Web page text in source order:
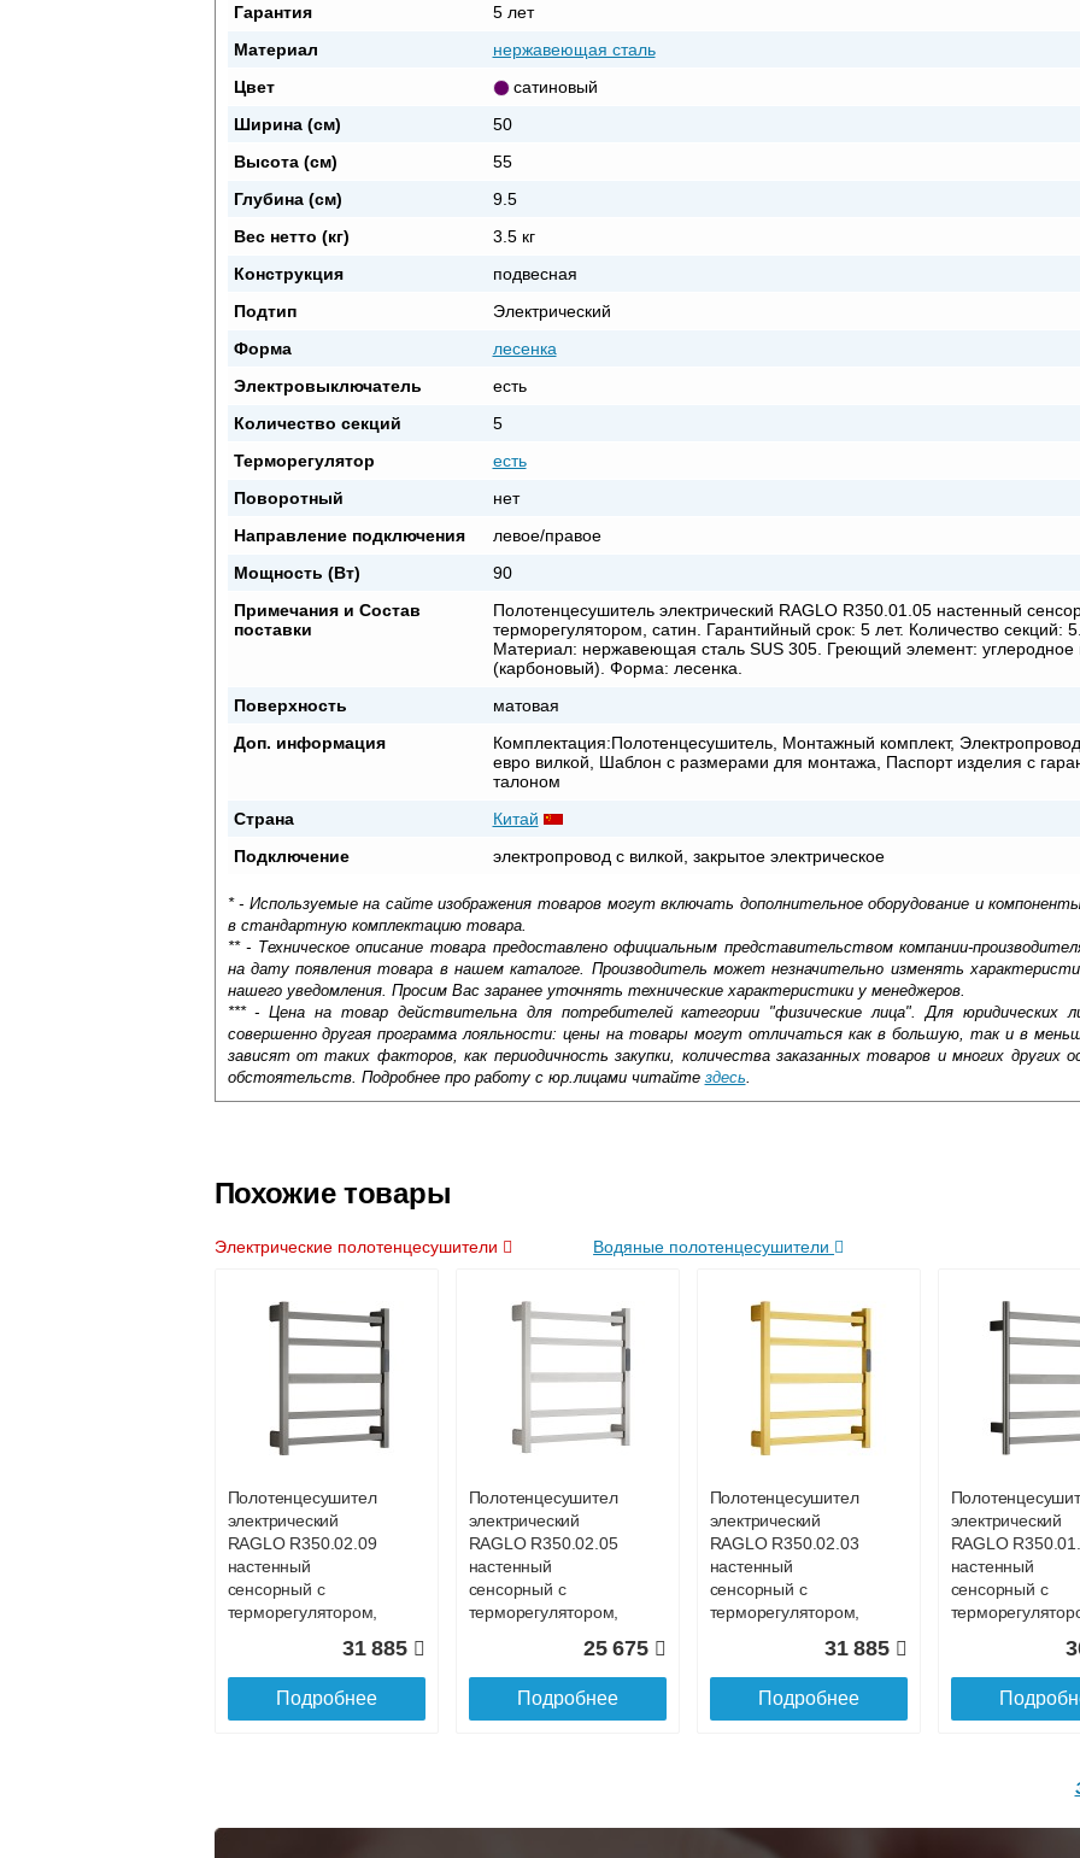
Гарантия
5 лет
Материал
нержавеющая сталь
Цвет
сатиновый
Ширина (см)
50
Высота (см)
55
Глубина (см)
9.5
Вес нетто (кг)
3.5 кг
Конструкция
подвесная
Подтип
Электрический
Форма
лесенка
Электровыключатель
есть
Количество секций
5
Терморегулятор
есть
Поворотный
нет
Направление подключения
левое/правое
Мощность (Вт)
90
Примечания и Состав
поставки
Полотенцесушитель электрический RAGLO R350.01.05 настенный
терморегулятором, сатин. Гарантийный срок: 5 лет. Количество секций: 5.
Материал: нержавеющая сталь SUS 305. Греющий элемент: углеродное
(карбоновый). Форма: лесенка.
Поверхность
матовая
Доп. информация
Комплектация:Полотенцесушитель, Монтажный комплект,
евро вилкой, Шаблон с размерами для монтажа, Паспорт изделия с
талоном
Страна
Китай
Подключение
электропровод с вилкой, закрытое электрическое
* - Используемые на сайте изображения товаров могут включать дополнительное оборудование и
в стандартную комплектацию товара.
** - Техническое описание товара предоставлено официальным представительством компании-
на дату появления товара в нашем каталоге. Производитель может незначительно изменять
нашего уведомления. Просим Вас заранее уточнять технические характеристики у менеджеров.
*** - Цена на товар действительна для потребителей категории "физические лица". Для юридических
совершенно другая программа лояльности: цены на товары могут отличаться как в большую, так и в
зависят от таких факторов, как периодичность закупки, количества заказанных товаров и многих других
обстоятельств. Подробнее про работу с юр.лицами читайте здесь
Доставка сантехники по Москве и Московской области
Подъем на этаж.
до подъезда
услуга платная
возможность
Доставка в регионы России.
Возможные способы оплаты:
Банковской картой на сайте в режиме реального времени
Банковской картой при получении товара как при доставке, так и самовывозом
Похожие товары
Электрические полотенцесушители Водяные полотенцесушители
Полотенцесушитель
электрический
RAGLO R350.02.09
настенный
сенсорный с
терморегулятором,
31 885
Подробнее
Полотенцесушитель
электрический
RAGLO R350.02.05
настенный
сенсорный с
терморегулятором,
25 675
Подробнее
Полотенцесушитель
электрический
RAGLO R350.02.03
настенный
сенсорный с
терморегулятором,
31 885
Подробнее
электрический
RAGLO
настенный
сенсорный с